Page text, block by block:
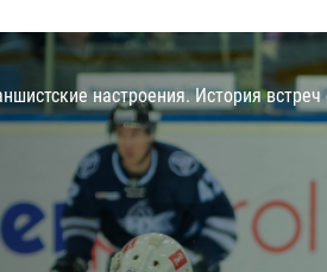
Нефтехимик
Трактор
Дивизион Чернышева
Авангард
Адмирал
КХЛ
настроения. История